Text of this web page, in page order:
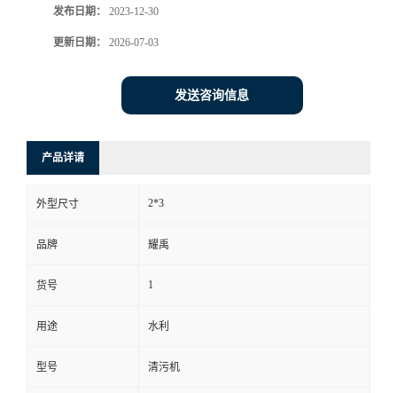
发布日期： 2023-12-30
更新日期： 2026-07-03
发送咨询信息
产品详请
外型尺寸 2*3
品牌 耀禹
货号 1
用途 水利
型号 清污机